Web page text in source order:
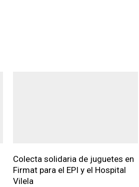
Colecta solidaria de juguetes en
Firmat para el EPI y el Hospital
Vilela